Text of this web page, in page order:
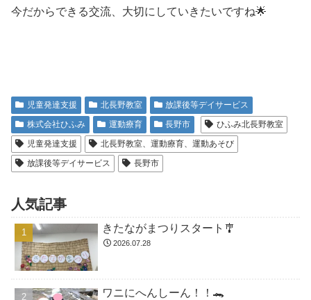
今だからできる交流、大切にしていきたいですね🌟
児童発達支援 北長野教室
放課後等デイサービス
株式会社ひふみ
運動療育 長野市
ひふみ北長野教室
児童発達支援
北長野教室、運動療育、運動あそび
放課後等デイサービス
長野市
人気記事
きたながまつりスタート🎐
2026.07.28
ワニにへんしーん！！🐊